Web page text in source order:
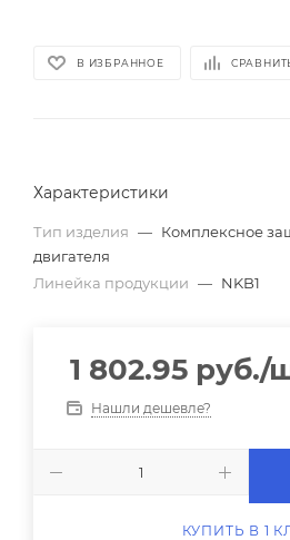
В ИЗБРАННОЕ
Характеристики
Тип изделия — Комплексное
двигателя
Линейка продукции — NKB1
1 802.95 руб./
Нашли дешевле?
КУПИТЬ В 1